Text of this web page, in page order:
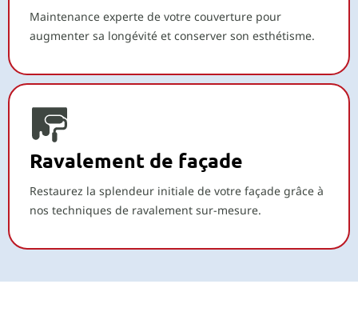
Maintenance experte de votre couverture pour
augmenter sa longévité et conserver son esthétisme.
Ravalement de façade
Restaurez la splendeur initiale de votre façade grâce à
nos techniques de ravalement sur-mesure.